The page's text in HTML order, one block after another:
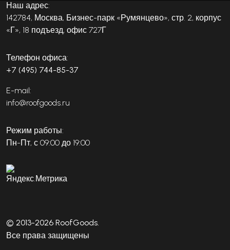
Наш адрес:
142784, Москва, Бизнес-парк «Румянцево», стр. 2, корпус
«Г», 18 подъезд, офис 727Г
Телефон офиса:
+7 (495) 744-85-37
E-mail:
info@roofgoods.ru
Режим работы:
Пн-Пт, с 09:00 до 19:00
© 2013-2026 RoofGoods.
Все права защищены